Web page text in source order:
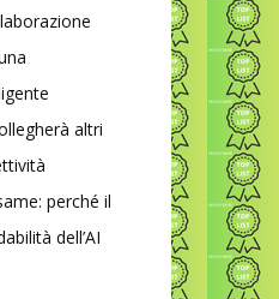
altri
perché il
dell’AI